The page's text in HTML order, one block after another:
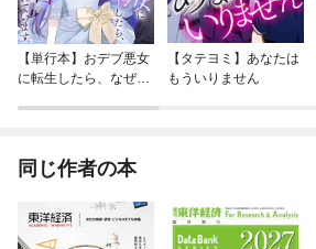
【単行本】おデブ悪女
に転生したら、なぜか
【タテヨミ】あなたは
もういりません
同じ作者の本